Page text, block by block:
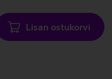
laadimine
Lisan ostukorvi